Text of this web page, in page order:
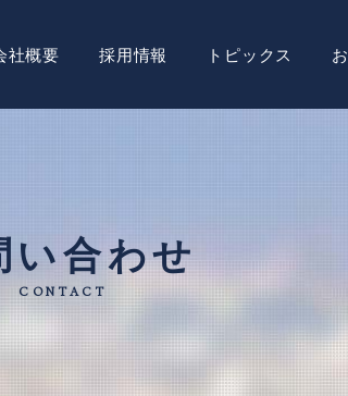
社概要 採用情報 トピックス
い合わせ
CONTACT